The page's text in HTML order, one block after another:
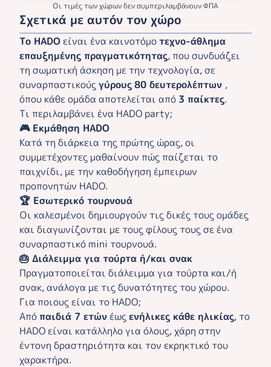
Οι τιμές των χώρων δεν συμπεριλαμβάνουν ΦΠΑ
Σχετικά με αυτόν τον χώρο
Το HADOείναι ένα καινοτόμοτεχνο-άθλημα
επαυξημένης πραγματικότητας, που συνδυάζει
τη σωματική άσκηση με την τεχνολογία, σε
συναρπαστικούς γύρους80 δευτερολέπτων ,
όπου κάθε ομάδα αποτελείται από 3 παίκτες.
Τι περιλαμβάνει ένα HADO party;
🎮 Εκμάθηση HADO
Κατά τη διάρκεια της πρώτης ώρας, οι
συμμετέχοντες μαθαίνουν πώς παίζεται το
παιχνίδι, με την καθοδήγηση έμπειρων
προπονητών HADO.
🏆 Εσωτερικό τουρνουά
Οι καλεσμένοι δημιουργούν τις δικές τους ομάδες
και διαγωνίζονται με τους φίλους τους σε ένα
συναρπαστικό mini τουρνουά.
🎂 Διάλειμμα για τούρτα ή/και σνακ
Πραγματοποιείται διάλειμμα για τούρτα και/ή
σνακ, ανάλογα με τις δυνατότητες του χώρου.
Για ποιους είναι το HADO;
Απόπαιδιά 7 ετώνέως ενήλικες κάθε ηλικίας, το
HADO είναι κατάλληλο για όλους, χάρη στην
έντονη δραστηριότητα και τον εκρηκτικό του
χαρακτήρα.